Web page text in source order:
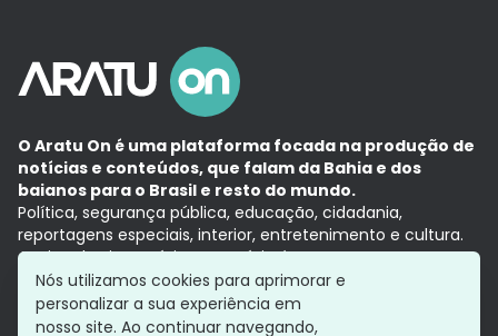
O Aratu On é uma plataforma focada na produção de
notícias e conteúdos, que falam da Bahia e dos
baianos para o Brasil e resto do mundo.
Política, segurança pública, educação, cidadania,
reportagens especiais, interior, entretenimento e cultura.
Aqui, tudo vira notícia e a notícia é no tempo presente,
com a credibilidade do Grupo Aratu.
Grupo Aratu
Política de privacidade
Nós utilizamos cookies para aprimorar e
personalizar a sua experiência em
nosso site. Ao continuar navegando,